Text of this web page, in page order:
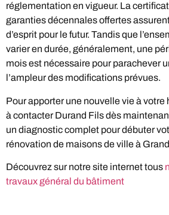
réglementation en vigueur. La
garanties décennales offertes
d’esprit pour le futur. Tandis que
varier en durée, généralement, une
mois est nécessaire pour parachever
l’ampleur des modifications prévues.
Pour apporter une nouvelle vie à votre
à contacter Durand Fils dès
un diagnostic complet pour débuter
rénovation de maisons de ville à
Découvrez sur notre site internet tous
travaux général du bâtiment